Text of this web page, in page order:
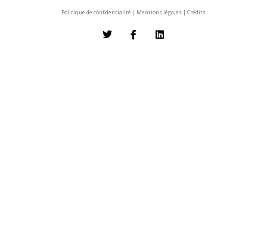
Politique de confidentialité | Mentions légales | Crédits